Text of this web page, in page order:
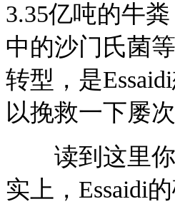
3.35亿吨的牛
中的沙门氏菌
转型，是
以挽救一下屡
读到这里你
实上，Essaidi